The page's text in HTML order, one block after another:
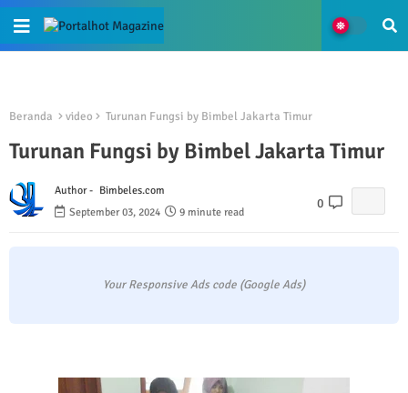
Beranda video Turunan Fungsi by Bimbel Jakarta Timur
Turunan Fungsi by Bimbel Jakarta Timur
Author - Bimbeles.com
September 03, 2024
9 minute read
0
Your Responsive Ads code (Google Ads)